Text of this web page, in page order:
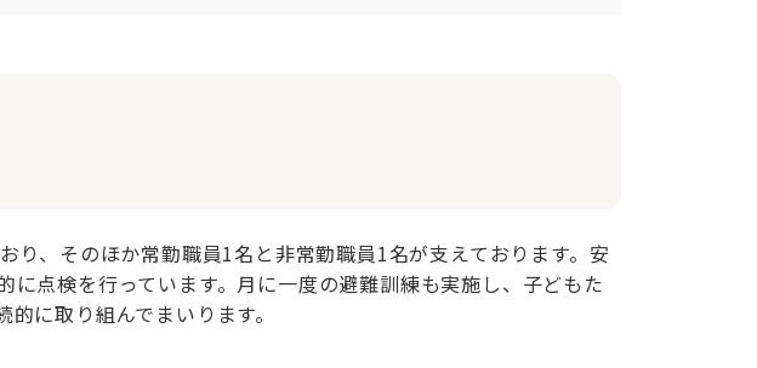
、そのほか常勤職員1名と非常勤職員1名が支えております。安
点検を行っています。月に一度の避難訓練も実施し、子どもた
に取り組んでまいります。